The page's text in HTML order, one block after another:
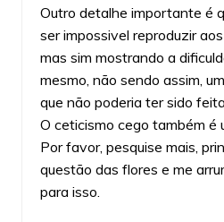
Outro detalhe importante é
ser impossivel reproduzir
mas sim mostrando a
mesmo, não sendo assim,
que não poderia ter sido
O ceticismo cego também é
Por favor, pesquise mais,
questão das flores e me
para isso.